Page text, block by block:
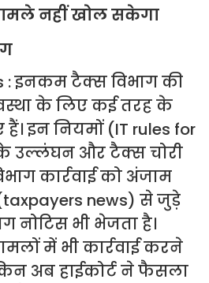
नहीं खोल सकेगा
: इनकम टैक्स विभाग की
के लिए कई तरह के
इन नियमों (IT rules for
उल्लंघन और टैक्स चोरी
कार्रवाई को अंजाम
news) से जुड़े
नोटिस भी भेजता है।
में भी कार्रवाई करने
अब हाईकोर्ट ने फैसला